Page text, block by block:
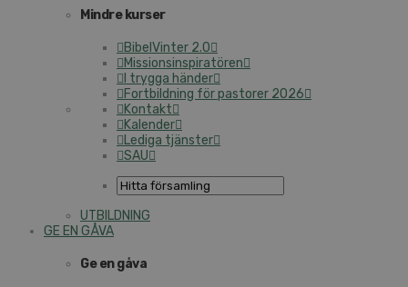
Mindre kurser
BibelVinter 2.0
Missionsinspiratören
I trygga händer
Fortbildning för pastorer 2026
Kontakt
Kalender
Lediga tjänster
SAU
UTBILDNING
GE EN GÅVA
Ge en gåva